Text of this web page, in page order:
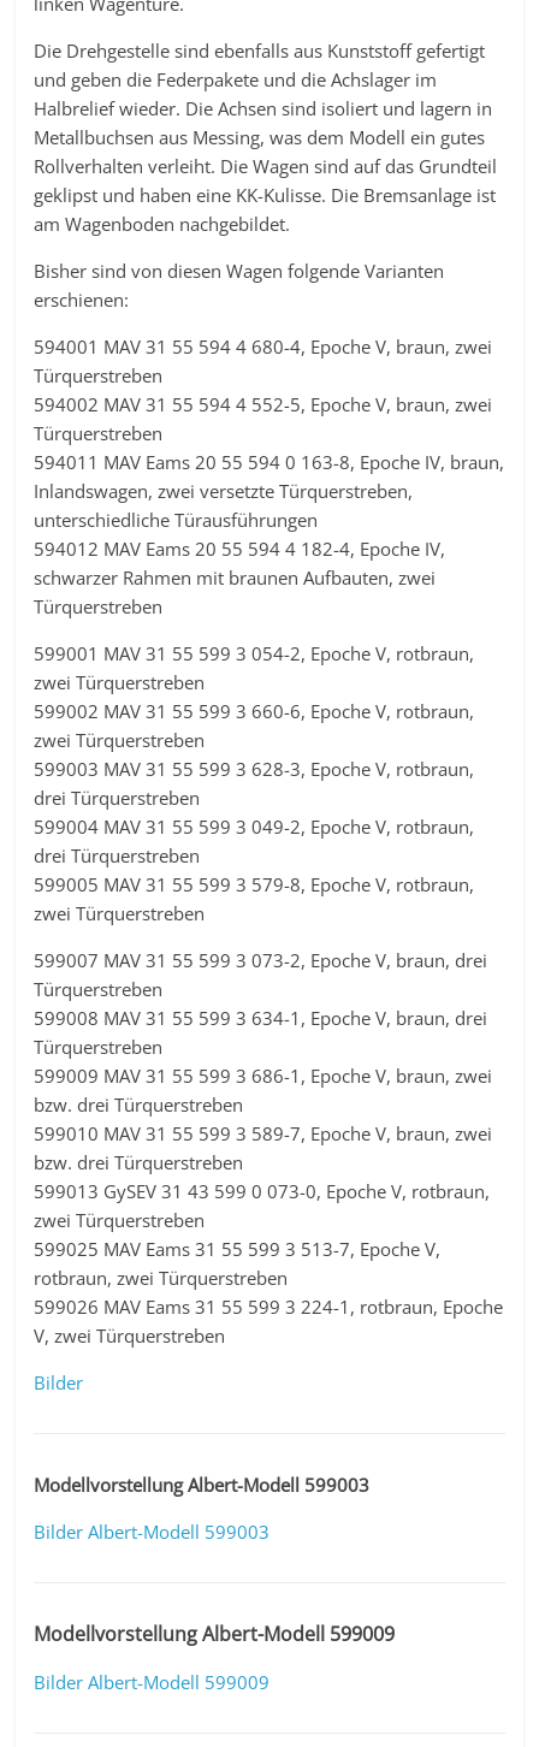
Die Drehgestelle sind ebenfalls aus Kunststoff gefertigt
und geben die Federpakete und die Achslager im
Halbrelief wieder. Die Achsen sind isoliert und lagern in
Metallbuchsen aus Messing, was dem Modell ein gutes
Rollverhalten verleiht. Die Wagen sind auf das Grundteil
geklipst und haben eine KK-Kulisse. Die Bremsanlage ist
am Wagenboden nachgebildet.
Bisher sind von diesen Wagen folgende Varianten
erschienen:
594001 MAV 31 55 594 4 680-4, Epoche V, braun, zwei
Türquerstreben
594002 MAV 31 55 594 4 552-5, Epoche V, braun, zwei
Türquerstreben
594011 MAV Eams 20 55 594 0 163-8, Epoche IV, braun,
Inlandswagen, zwei versetzte Türquerstreben,
unterschiedliche Türausführungen
594012 MAV Eams 20 55 594 4 182-4, Epoche IV,
schwarzer Rahmen mit braunen Aufbauten, zwei
Türquerstreben
599001 MAV 31 55 599 3 054-2, Epoche V, rotbraun,
zwei Türquerstreben
599002 MAV 31 55 599 3 660-6, Epoche V, rotbraun,
zwei Türquerstreben
599003 MAV 31 55 599 3 628-3, Epoche V, rotbraun,
drei Türquerstreben
599004 MAV 31 55 599 3 049-2, Epoche V, rotbraun,
drei Türquerstreben
599005 MAV 31 55 599 3 579-8, Epoche V, rotbraun,
zwei Türquerstreben
599007 MAV 31 55 599 3 073-2, Epoche V, braun, drei
Türquerstreben
599008 MAV 31 55 599 3 634-1, Epoche V, braun, drei
Türquerstreben
599009 MAV 31 55 599 3 686-1, Epoche V, braun, zwei
bzw. drei Türquerstreben
599010 MAV 31 55 599 3 589-7, Epoche V, braun, zwei
bzw. drei Türquerstreben
599013 GySEV 31 43 599 0 073-0, Epoche V, rotbraun,
zwei Türquerstreben
599025 MAV Eams 31 55 599 3 513-7, Epoche V,
rotbraun, zwei Türquerstreben
599026 MAV Eams 31 55 599 3 224-1, rotbraun, Epoche
V, zwei Türquerstreben
Bilder
Modellvorstellung Albert-Modell 599003
Bilder Albert-Modell 599003
Modellvorstellung Albert-Modell 599009
Bilder Albert-Modell 599009